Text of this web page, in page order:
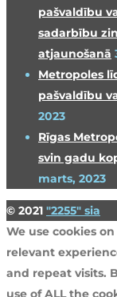
pašvaldību
sadarbību
atjaunošanā
Metropoles
pašvaldību
2023
Rīgas
svin gadu
marts, 2023
© 2021 "2255" sia
We use cookies
relevant
and repeat visits.